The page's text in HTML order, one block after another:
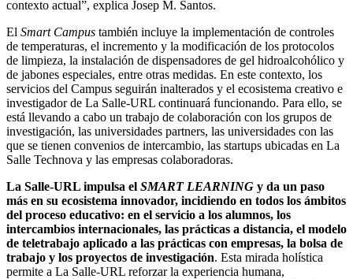
contexto actual”, explica Josep M. Santos.
El Smart Campus también incluye la implementación de controles
de temperaturas, el incremento y la modificación de los protocolos
de limpieza, la instalación de dispensadores de gel hidroalcohólico y
de jabones especiales, entre otras medidas. En este contexto, los
servicios del Campus seguirán inalterados y el ecosistema creativo e
investigador de La Salle-URL continuará funcionando. Para ello, se
está llevando a cabo un trabajo de colaboración con los grupos de
investigación, las universidades partners, las universidades con las
que se tienen convenios de intercambio, las startups ubicadas en La
Salle Technova y las empresas colaboradoras.
La Salle-URL impulsa el SMART LEARNING y da un paso
más en su ecosistema innovador, incidiendo en todos los ámbitos
del proceso educativo: en el servicio a los alumnos, los
intercambios internacionales, las prácticas a distancia, el modelo
de teletrabajo aplicado a las prácticas con empresas, la bolsa de
trabajo y los proyectos de investigación. Esta mirada holística
permite a La Salle-URL reforzar la experiencia humana,